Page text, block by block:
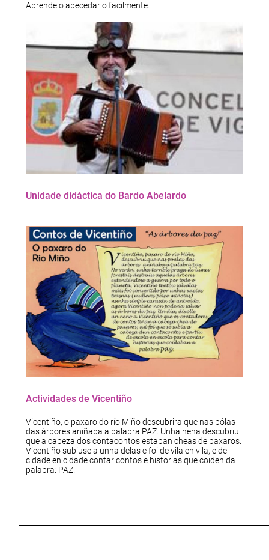
Aprende o abecedario facilmente.
Unidade didáctica do Bardo Abelardo
Actividades de Vicentiño
Vicentiño, o paxaro do río Miño descubrira que nas pólas
das árbores aniñaba a palabra PAZ. Unha nena descubriu
que a cabeza dos contacontos estaban cheas de paxaros.
Vicentiño subiuse a unha delas e foi de vila en vila, e de
cidade en cidade contar contos e historias que coiden da
palabra: PAZ.